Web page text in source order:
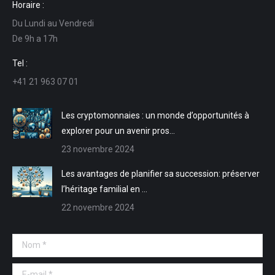
Facebook
s'ouvre
dans
une
LinkedIn
s'ouvre
dans
mail Web
Horaire :
Du Lundi au Vendredi
De 9h a 17h
Tel :
+41 21 963 07 01
Les cryptomonnaies : un monde d’opportunités à
explorer pour un avenir pros…
23 novembre 2024
Les avantages de planifier sa succession: préserver
l’héritage familial en …
22 novembre 2024
Nom *
E-mail *